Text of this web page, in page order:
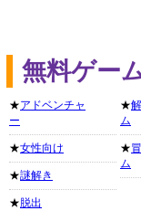
無料ゲー
★アドベンチャ
ー
★女性向け
★謎解き
★ 脱出
★
ム
★
ム